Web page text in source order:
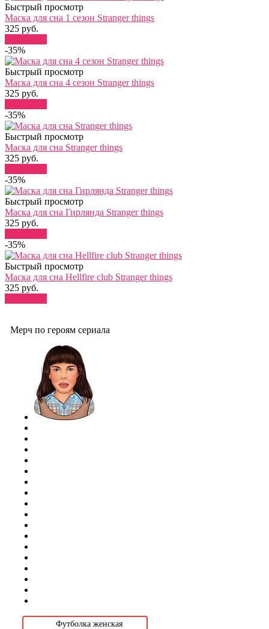
Быстрый просмотр
Маска для сна 1 сезон Stranger things
325 руб.
-35%
Быстрый просмотр
Маска для сна 4 сезон Stranger things
325 руб.
-35%
Быстрый просмотр
Маска для сна Stranger things
325 руб.
-35%
Быстрый просмотр
Маска для сна Гирлянда Stranger things
325 руб.
-35%
Быстрый просмотр
Маска для сна Hellfire club Stranger things
325 руб.
Мерч по героям сериала
Футболка женская